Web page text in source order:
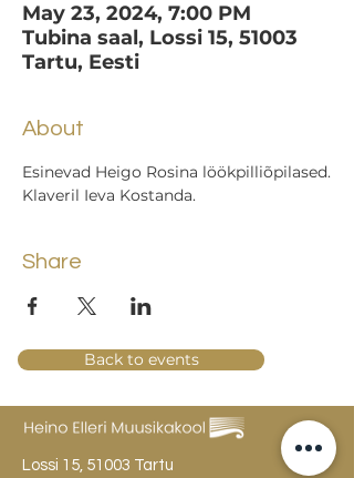
May 23, 2024, 7:00 PM
Tubina saal, Lossi 15, 51003
Tartu, Eesti
About
Esinevad Heigo Rosina löökpilliõpilased.
Klaveril Ieva Kostanda.
Share
Back to events
Lossi 15, 51003 Tartu